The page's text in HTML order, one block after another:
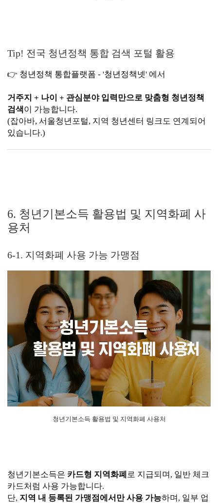
Tip! 전국 청년정책 통합 검색 포털 활용
👉 청년정책 통합플랫폼 - '청년정책넷' 에서
거주지 + 나이 + 관심분야 입력만으로 맞춤형 청년정책
검색이 가능합니다.
(잡아바, 서울청년포털, 지역 청년센터 링크도 연계되어
있습니다.)
6. 청년기본소득 활용법 및 지역화폐 사
용처
6-1. 지역화폐 사용 가능 가맹점
청년기본소득 활용법 및 지역화폐 사용처
청년기본소득은 카드형 지역화폐 로 지급되며, 일반 체크
카드처럼 사용 가능합니다.
단, 지역 내 등록된 가맹점에서만 사용 가능하며, 일부 업